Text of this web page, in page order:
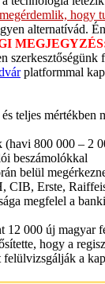
hogy
alternatívád.
szerkesztőségünk
platformmal
teljes mértékben
800 000 – 2
beszámolókkal
belül
CIB, Erste,
megfelel a
12 000 új magyar
hogy a
a